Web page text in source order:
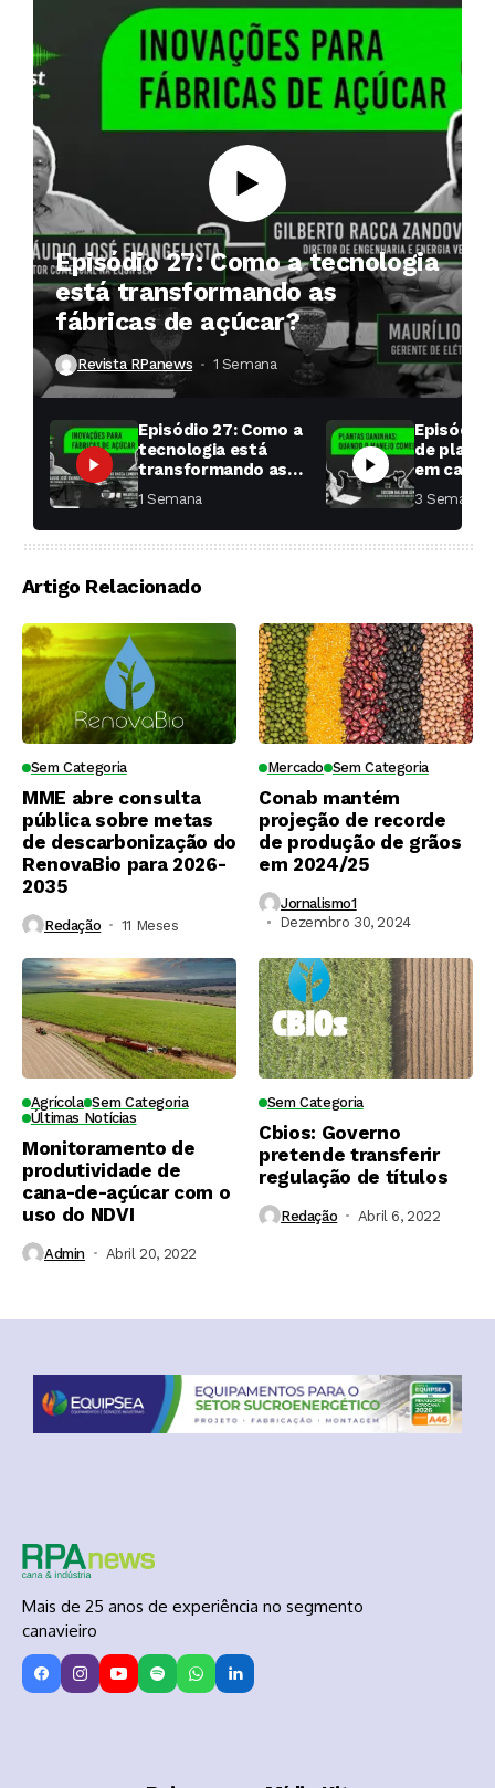
Episódio 27: Como a tecnologia
está transformando as
fábricas de açúcar?
Revista RPanews 1 Semana ⁮
Episódio 27: Como a
tecnologia está
transformando as
fábricas de açúcar?
1 Semana ⁮
Episódio
de
em cana:
começar
toda a
3 Semanas ⁮
Artigo Relacionado
Sem Categoria
MME abre consulta
pública sobre metas
de descarbonização do
RenovaBio para 2026-
2035
Redação 11 Meses ⁮
Mercado Sem Categoria
Conab mantém
projeção de recorde
de produção de grãos
em 2024/25
Jornalismo1
Dezembro 30, 2024
Agrícola Sem Categoria
Últimas Notícias
Monitoramento de
produtividade de
cana-de-açúcar com o
uso do NDVI
Admin Abril 20, 2022
Sem Categoria
Cbios: Governo
pretende transferir
regulação de títulos
Redação Abril 6, 2022
Mais de 25 anos de experiência no segmento
canavieiro